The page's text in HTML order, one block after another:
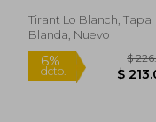
corregida y
aumentada 2015
Tirant Lo Blanch, Tapa
Blanda, Nuevo